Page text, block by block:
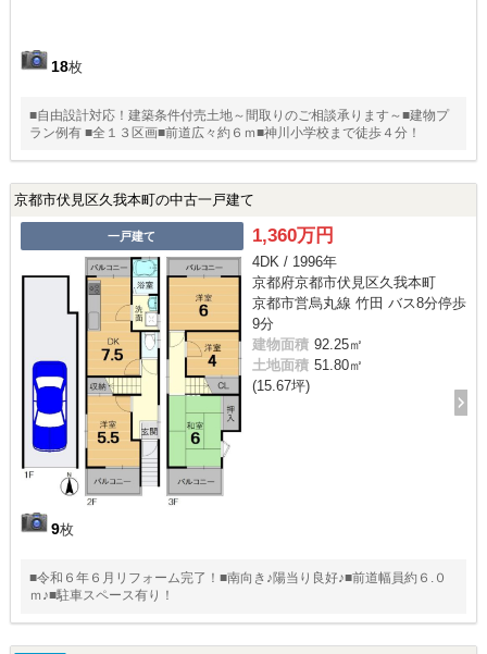
18枚
■自由設計対応！建築条件付売土地～間取りのご相談承ります～■建物プ
ラン例有 ■全１３区画■前道広々約６ｍ■神川小学校まで徒歩４分！
京都市伏見区久我本町の中古一戸建て
一戸建て
9枚
1,360万円
4DK / 1996年
京都府京都市伏見区久我本町
京都市営烏丸線 竹田 バス8分停歩
9分
建物面積 92.25㎡
土地面積 51.80㎡
(15.67坪)
■令和６年６月リフォーム完了！■南向き♪陽当り良好♪■前道幅員約６.０
ｍ♪■駐車スペース有り！